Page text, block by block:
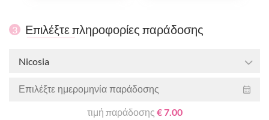
3 Επιλέξτε πληροφορίες παράδοσης
Nicosia
τιμή παράδοσης € 7.00